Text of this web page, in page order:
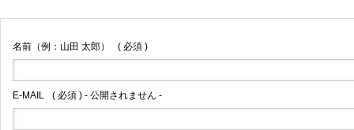
名前（例：山田 太郎） ( 必須 )
E-MAIL ( 必須 ) - 公開されません -